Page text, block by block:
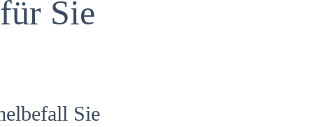
Sie
Sie